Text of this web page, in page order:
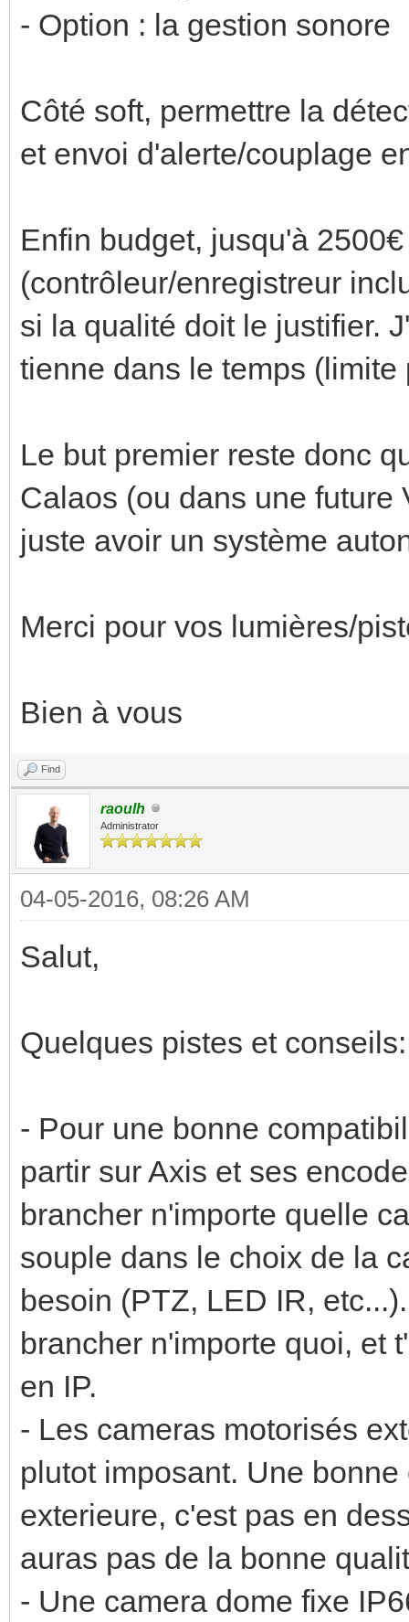
- Option : la gestion sonore
Côté soft, permettre la
et envoi d'alerte/couplage
Enfin budget, jusqu'à
(contrôleur/enregistreur
si la qualité doit le justifier.
tienne dans le temps (limite
Le but premier reste donc
Calaos (ou dans une future
juste avoir un système
Merci pour vos lumières/
Bien à vous
Find
raoulh
Administrator
04-05-2016, 08:26 AM
Salut,
Quelques pistes et conseils:
- Pour une bonne
partir sur Axis et ses
brancher n'importe quelle
souple dans le choix de la
besoin (PTZ, LED IR,
brancher n'importe quoi, et
en IP.
- Les cameras motorisés
plutot imposant. Une
exterieure, c'est pas en
auras pas de la bonne
- Une camera dome fixe